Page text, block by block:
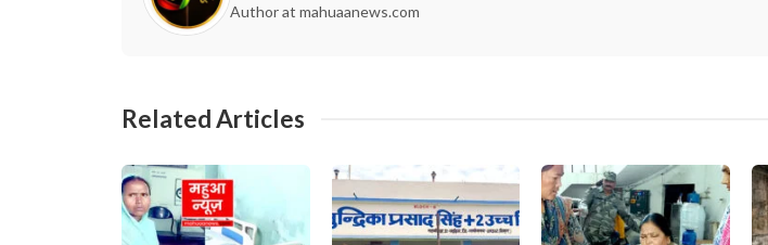
Author at mahuaanews.com
Related Articles